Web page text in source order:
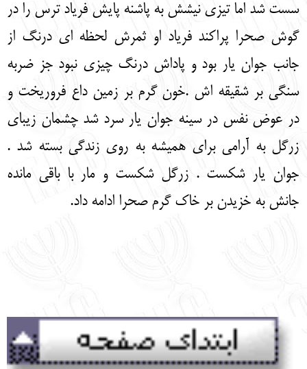
سست شد اما تیزی نیشش به پاشنه پایش فریاد ترس را در
گوش صحرا پراکند فریاد او ثمرش لحظه ای درنگ از
جانب جوان یار بود و پاداش درنگ چیزی نبود جز ضربه
سنگی بر شقیقه اش .خون گرم بر زمین داع فروریخت و
در عوض نفس در سینه جوان یار سرد شد چشمان زیبای
زرگل به آرامی برای همیشه به روی زندگی بسته شد .
جوان یار شکست . زرگل شکست و مار با باقی مانده
جانش به خزیدن بر خاک گرم صحرا ادامه داد.